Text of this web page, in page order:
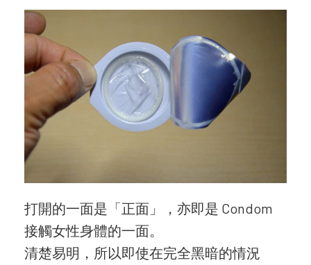
打開的一面是「正面」，亦即是 Condom
接觸女性身體的一面。
清楚易明，所以即使在完全黑暗的情況